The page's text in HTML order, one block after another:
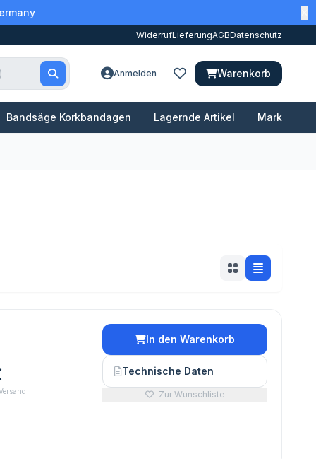
WiderrufLieferungAGBDatenschutz
Anmelden Warenkorb
Bandsäge Korkbandagen Lagernde Artikel Marken
In den Warenkorb
Technische Daten
Zur Wunschliste